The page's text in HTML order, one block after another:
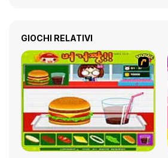
GIOCHI RELATIVI